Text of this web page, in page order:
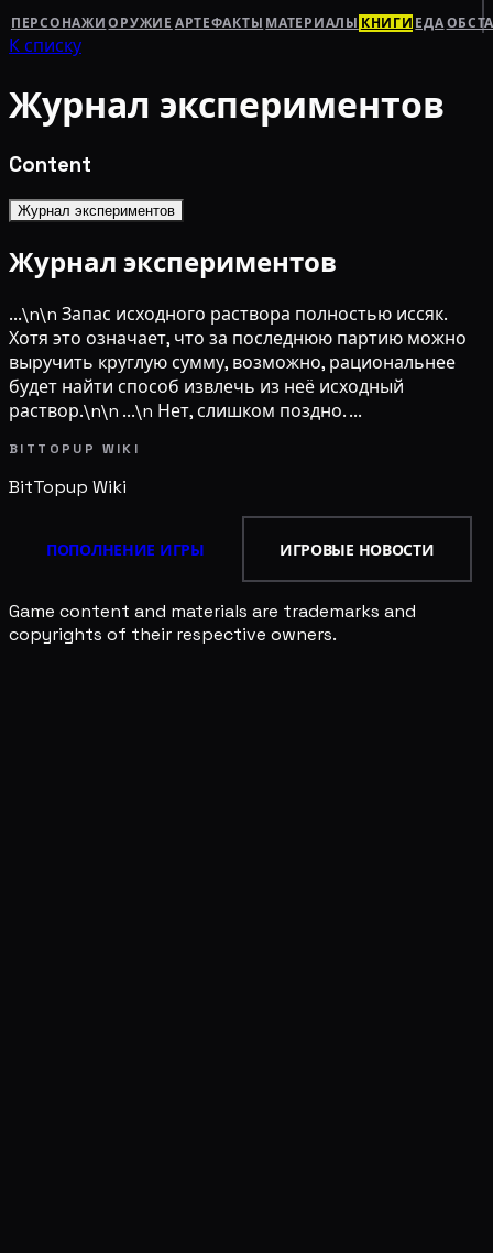
ПЕРСОНАЖИ ОРУЖИЕ АРТЕФАКТЫ МАТЕРИАЛЫ КНИГИ ЕДА
К списку
Журнал экспериментов
Content
Журнал экспериментов
Журнал экспериментов
...\n\n Запас исходного раствора полностью иссяк.
Хотя это означает, что за последнюю партию можно
выручить круглую сумму, возможно, рациональнее
будет найти способ извлечь из неё исходный
раствор.\n\n ...\n Нет, слишком поздно. ...
BITTOPUP WIKI
BitTopup Wiki
ПОПОЛНЕНИЕ ИГРЫ ИГРОВЫЕ НОВОСТИ
Game content and materials are trademarks and
copyrights of their respective owners.